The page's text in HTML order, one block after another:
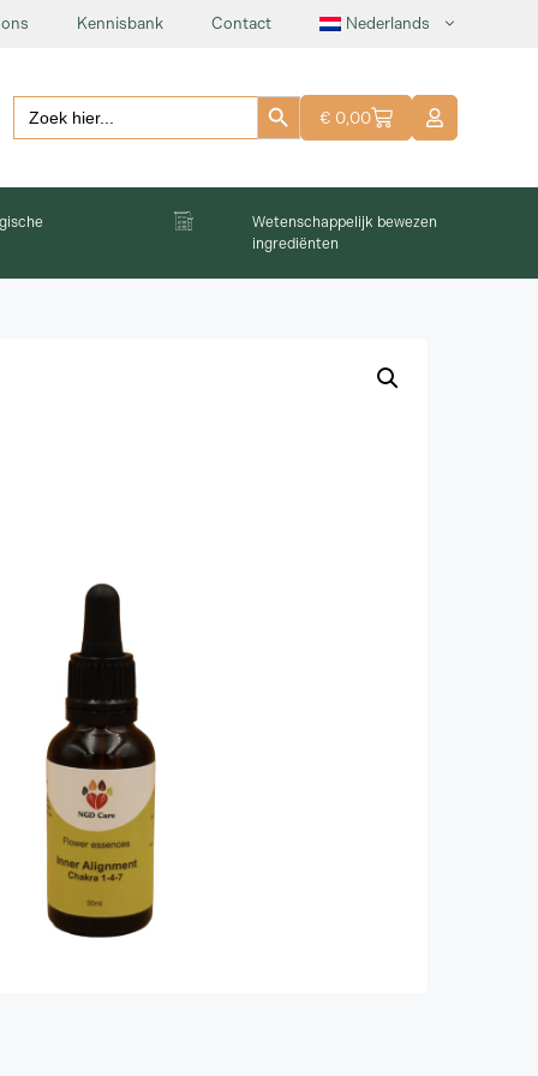
Kennisbank Contact Nederlands
Zoeken: Zoekknop
€ 0,00
Wetenschappelijk bewezen
ingrediënten